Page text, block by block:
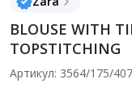
BLOUSE WITH
TOPSTITCHING
Артикул: 3564/175/407